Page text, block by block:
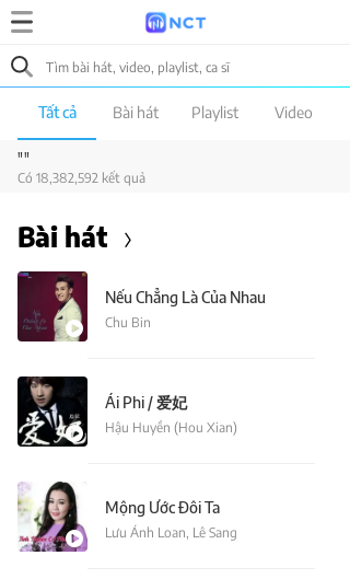
Tất cả Bài hát Playlist Video
""
Có 18,382,592 kết quả
Bài hát
Nếu Chẳng Là Của Nhau
Chu Bin
Ái Phi / 爱妃
Hậu Huyền (Hou Xian)
Mộng Ước Đôi Ta
Lưu Ánh Loan, Lê Sang